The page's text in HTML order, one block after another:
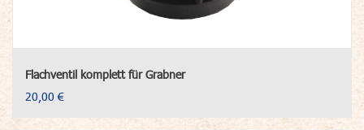
Flachventil komplett für Grabner
20,00 €